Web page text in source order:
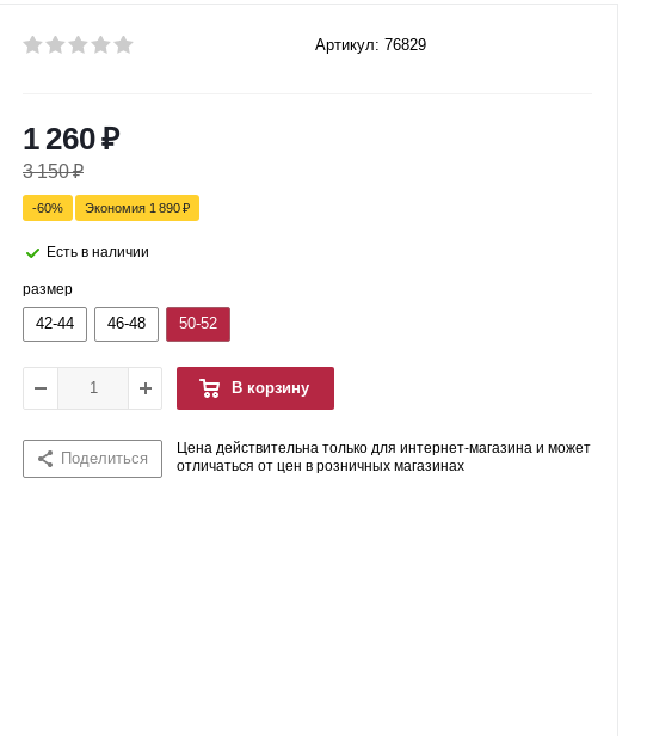
Артикул: 76829
1 260₽
3 150₽
-60% Экономия 1 890₽
Есть в наличии
размер
42-44 46-48 50-52
В корзину
Поделиться
Цена действительна только для интернет-магазина и может
отличаться от цен в розничных магазинах